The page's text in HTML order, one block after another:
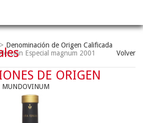
> Denominación de Origen Calificada
Especial magnum 2001 Volver
DE ORIGEN